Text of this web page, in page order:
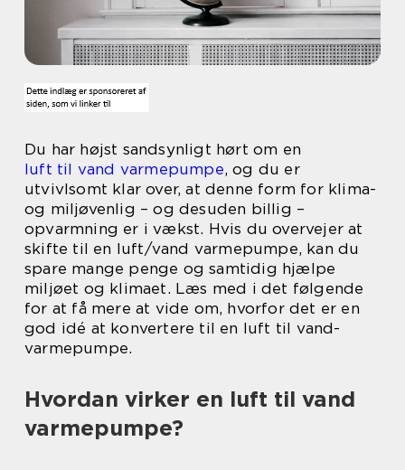
Du har højst sandsynligt hørt om en
luft til vand varmepumpe, og du er
utvivlsomt klar over, at denne form for klima-
og miljøvenlig – og desuden billig –
opvarmning er i vækst. Hvis du overvejer at
skifte til en luft/vand varmepumpe, kan du
spare mange penge og samtidig hjælpe
miljøet og klimaet. Læs med i det følgende
for at få mere at vide om, hvorfor det er en
god idé at konvertere til en luft til vand-
varmepumpe.
Hvordan virker en luft til vand
varmepumpe?